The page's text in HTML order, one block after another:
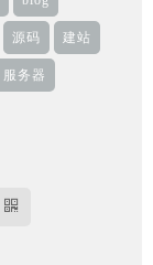
源码 建站
服务器